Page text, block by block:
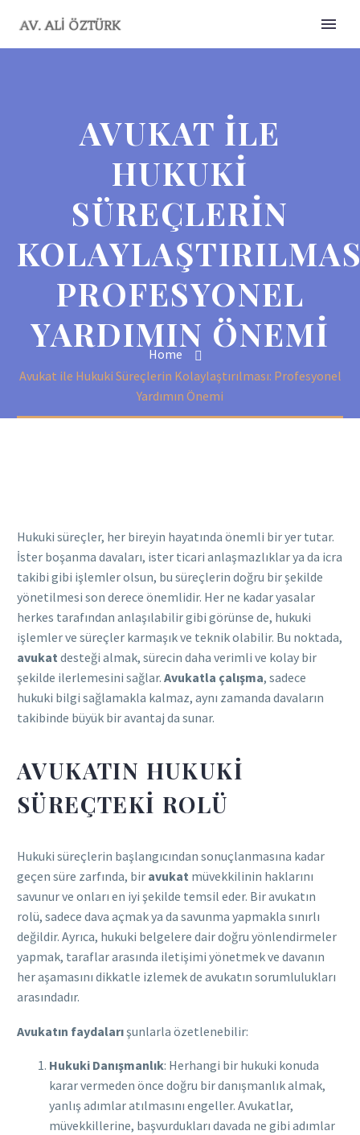
AVUKAT ILE
HUKUKI
SÜREÇLERIN
PROFESYONEL
YARDIMIN ÖNEMI
Home
Avukat ile Hukuki Süreçlerin Kolaylaştırılması: Profesyonel
Yardımın Önemi
Hukuki süreçler, her bireyin hayatında önemli bir yer tutar.
İster boşanma davaları, ister ticari anlaşmazlıklar ya da icra
takibi gibi işlemler olsun, bu süreçlerin doğru bir şekilde
yönetilmesi son derece önemlidir. Her ne kadar yasalar
herkes tarafından anlaşılabilir gibi görünse de, hukuki
işlemler ve süreçler karmaşık ve teknik olabilir. Bu noktada,
avukat desteği almak, sürecin daha verimli ve kolay bir
şekilde ilerlemesini sağlar. Avukatla çalışma, sadece
hukuki bilgi sağlamakla kalmaz, aynı zamanda davaların
takibinde büyük bir avantaj da sunar.
AVUKATIN HUKUKI
SÜREÇTEKI ROLÜ
Hukuki süreçlerin başlangıcından sonuçlanmasına kadar
geçen süre zarfında, bir avukat müvekkilinin haklarını
savunur ve onları en iyi şekilde temsil eder. Bir avukatın
rolü, sadece dava açmak ya da savunma yapmakla sınırlı
değildir. Ayrıca, hukuki belgelere dair doğru yönlendirmeler
yapmak, taraflar arasında iletişimi yönetmek ve davanın
her aşamasını dikkatle izlemek de avukatın sorumlulukları
arasındadır.
Avukatın faydaları şunlarla özetlenebilir:
Hukuki Danışmanlık: Herhangi bir hukuki konuda
karar vermeden önce doğru bir danışmanlık almak,
yanlış adımlar atılmasını engeller. Avukatlar,
müvekkillerine, başvurdukları davada ne gibi adımlar